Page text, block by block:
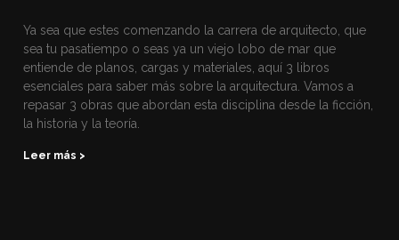
Ya sea que estes comenzando la carrera de arquitecto, que
sea tu pasatiempo o seas ya un viejo lobo de mar que
entiende de planos, cargas y materiales, aquí 3 libros
esenciales para saber más sobre la arquitectura. Vamos a
repasar 3 obras que abordan esta disciplina desde la ficción,
la historia y la teoría.
Leer más >